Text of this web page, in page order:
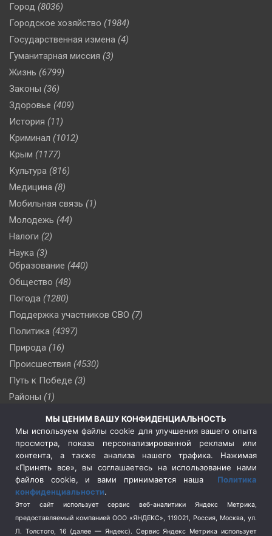
Город (8036)
Городское хозяйство (1984)
Государственная измена (4)
Гуманитарная миссия (3)
Жизнь (6799)
Законы (36)
Здоровье (409)
История (11)
Криминал (1012)
Крым (1177)
Культура (816)
Медицина (8)
Мобильная связь (1)
Молодежь (44)
Налоги (2)
Наука (3)
Образование (440)
Общество (48)
Погода (1280)
Поддержка участников СВО (7)
Политика (4397)
Природа (16)
Происшествия (4530)
Путь к Победе (3)
Районы (1)
(510)
Сельское хозяйство (3)
Социальная политика
(3)
Спецоперация в Украине
Спецоперация на Украине
(404)
Спорт (740)
Терроризм (1)
МЫ ЦЕНИМ ВАШУ КОНФИДЕНЦИАЛЬНОСТЬ
Мы используем файлы cookie для улучшения вашего опыта
просмотра, показа персонализированной рекламы или
контента, а также анализа нашего трафика. Нажимая
«Принять все», вы соглашаетесь на использование нами
файлов cookie, и вами принимается наша Политика
конфиденциальности.
Этот сайт использует сервис веб-аналитики Яндекс Метрика,
предоставляемый компанией ООО «ЯНДЕКС», 119021, Россия, Москва, ул.
Л. Толстого, 16 (далее — Яндекс). Сервис Яндекс Метрика использует